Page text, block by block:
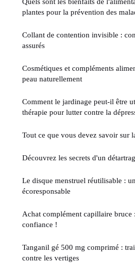
plantes pour la prévention des
Collant de contention invisible :
assurés
Cosmétiques et compléments
peau naturellement
Comment le jardinage peut-il être
thérapie pour lutter contre la
Tout ce que vous devez savoir sur
Découvrez les secrets d'un
Le disque menstruel réutilisable :
écoresponsable
Achat complément capillaire bruce
confiance !
Tanganil gé 500 mg comprimé :
contre les vertiges